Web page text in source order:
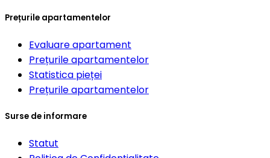
Prețurile apartamentelor
Evaluare apartament
Prețurile apartamentelor
Statistica pieței
Prețurile apartamentelor
Surse de informare
Statut